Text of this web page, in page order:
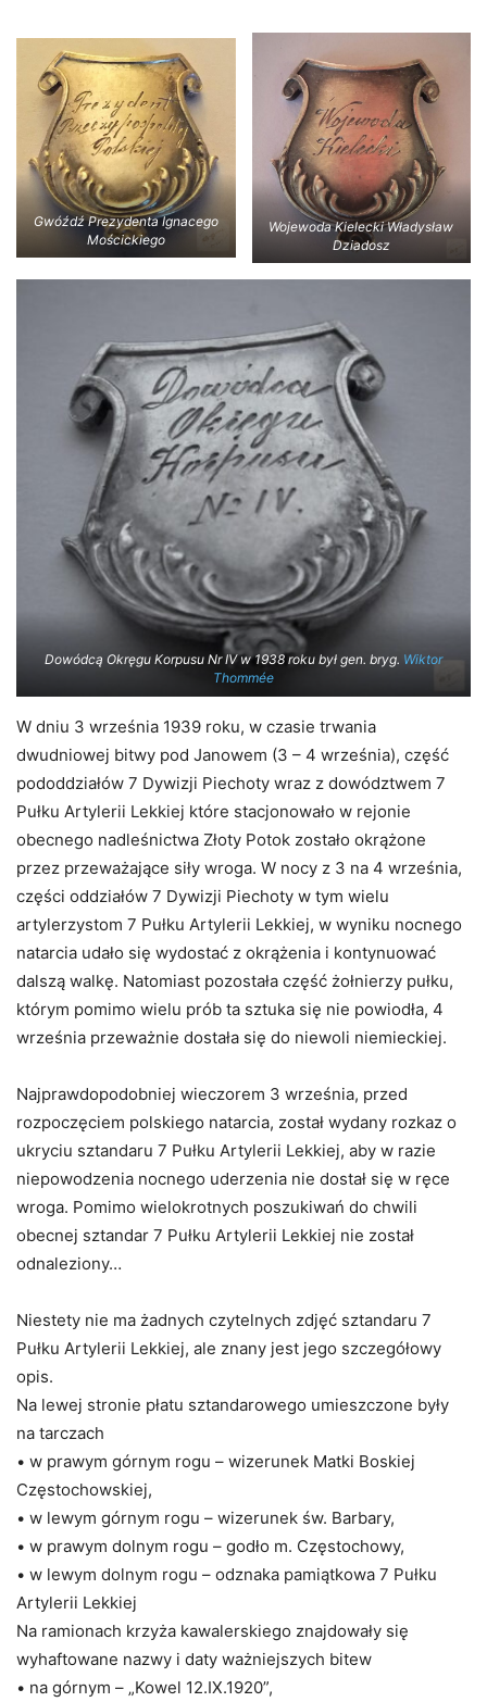
Gwóźdź Prezydenta Ignacego
Mościckiego
Wojewoda Kielecki Władysław
Dziadosz
Dowódcą Okręgu Korpusu Nr IV w 1938 roku był gen. bryg. Wiktor
Thommée
W dniu 3 września 1939 roku, w czasie trwania
dwudniowej bitwy pod Janowem (3 – 4 września), część
pododdziałów 7 Dywizji Piechoty wraz z dowództwem 7
Pułku Artylerii Lekkiej które stacjonowało w rejonie
obecnego nadleśnictwa Złoty Potok zostało okrążone
przez przeważające siły wroga. W nocy z 3 na 4 września,
części oddziałów 7 Dywizji Piechoty w tym wielu
artylerzystom 7 Pułku Artylerii Lekkiej, w wyniku nocnego
natarcia udało się wydostać z okrążenia i kontynuować
dalszą walkę. Natomiast pozostała część żołnierzy pułku,
którym pomimo wielu prób ta sztuka się nie powiodła, 4
września przeważnie dostała się do niewoli niemieckiej.
Najprawdopodobniej wieczorem 3 września, przed
rozpoczęciem polskiego natarcia, został wydany rozkaz o
ukryciu sztandaru 7 Pułku Artylerii Lekkiej, aby w razie
niepowodzenia nocnego uderzenia nie dostał się w ręce
wroga. Pomimo wielokrotnych poszukiwań do chwili
obecnej sztandar 7 Pułku Artylerii Lekkiej nie został
odnaleziony…
Niestety nie ma żadnych czytelnych zdjęć sztandaru 7
Pułku Artylerii Lekkiej, ale znany jest jego szczegółowy
opis.
Na lewej stronie płatu sztandarowego umieszczone były
na tarczach
• w prawym górnym rogu – wizerunek Matki Boskiej
Częstochowskiej,
• w lewym górnym rogu – wizerunek św. Barbary,
• w prawym dolnym rogu – godło m. Częstochowy,
• w lewym dolnym rogu – odznaka pamiątkowa 7 Pułku
Artylerii Lekkiej
Na ramionach krzyża kawalerskiego znajdowały się
wyhaftowane nazwy i daty ważniejszych bitew
• na górnym – „Kowel 12.IX.1920”,